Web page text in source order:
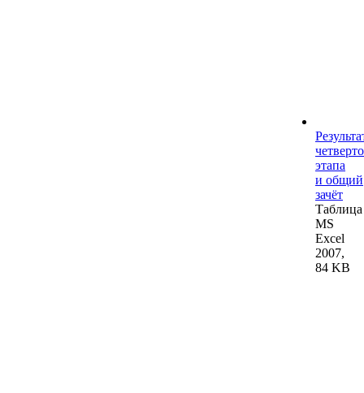
этапа
и общий
зачёт
Таблица
MS
Excel
2007,
84 KB